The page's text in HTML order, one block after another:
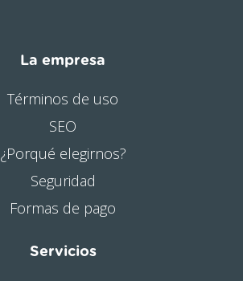
La empresa
Términos de uso
SEO
¿Porqué elegirnos?
Seguridad
Formas de pago
Servicios